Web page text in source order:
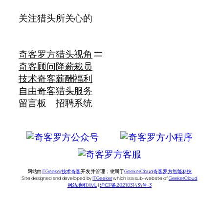
关注猎头所关心的
奇客罗方
奇客顾问
技术奇客
自由奇客
留言板
猎头视角
降薪裁员
薪酬福利
猎头服务
招聘系统
网站由ITGeeker技术奇客开发并管理；隶属于GeekerCloud奇客罗方智能科技
Site designed and developed byITGeekerwhich is a sub-website ofGeekerCloud
网站地图 XML |沪ICP备2021031434号-3